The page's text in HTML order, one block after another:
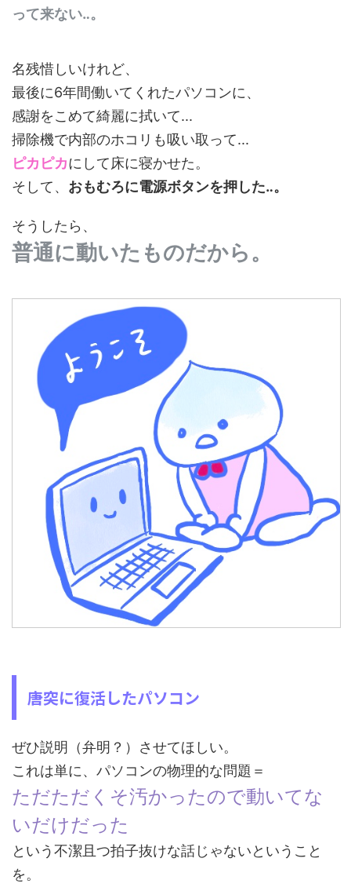
って来ない‥。
名残惜しいけれど、
最後に6年間働いてくれたパソコンに、
感謝をこめて綺麗に拭いて...
掃除機で内部のホコリも吸い取って...
ピカピカにして床に寝かせた。
そして、 おもむろに電源ボタンを押した‥。
そうしたら、
普通に動いたものだから。
唐突に復活したパソコン
ぜひ説明（弁明？）させてほしい。
これは単に、パソコンの物理的な問題＝
ただただくそ汚かったので動いてな
いだけだった
という不潔且つ拍子抜けな話じゃないということ
を。